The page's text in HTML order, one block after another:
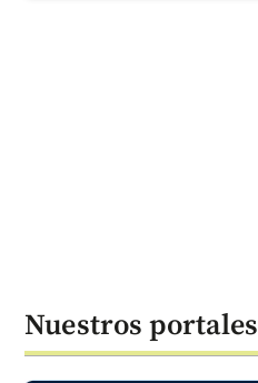
Nuestros portales